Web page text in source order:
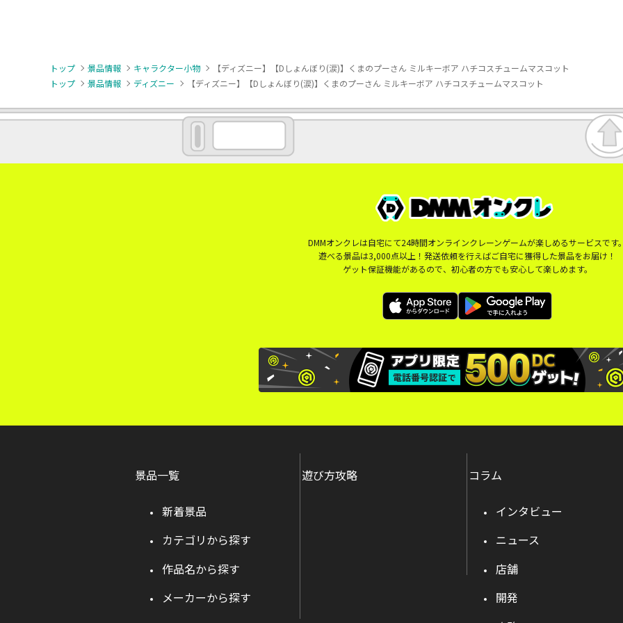
トップ 景品情報 キャラクター小物
【ディズニー】【Dしょんぼり(涙)】くまのプーさん ミルキーボア ハチコスチュームマスコット
トップ
景品情報 ディズニー 【ディズニー】【Dしょんぼり(涙)】くまのプーさん ミルキーボア ハチコスチュームマスコット
DMMオンクレは自宅にて24時間オンラインクレーンゲームが楽しめるサービスです
遊べる景品は3,000点以上！発送依頼を行えばご自宅に獲得した景品をお届け！
ゲット保証機能があるので、初心者の方でも安心して楽しめます。
景品一覧
新着景品
カテゴリから探す
作品名から探す
メーカーから探す
遊び方攻略 コラム
インタビュー
ニュース
店舗
開発